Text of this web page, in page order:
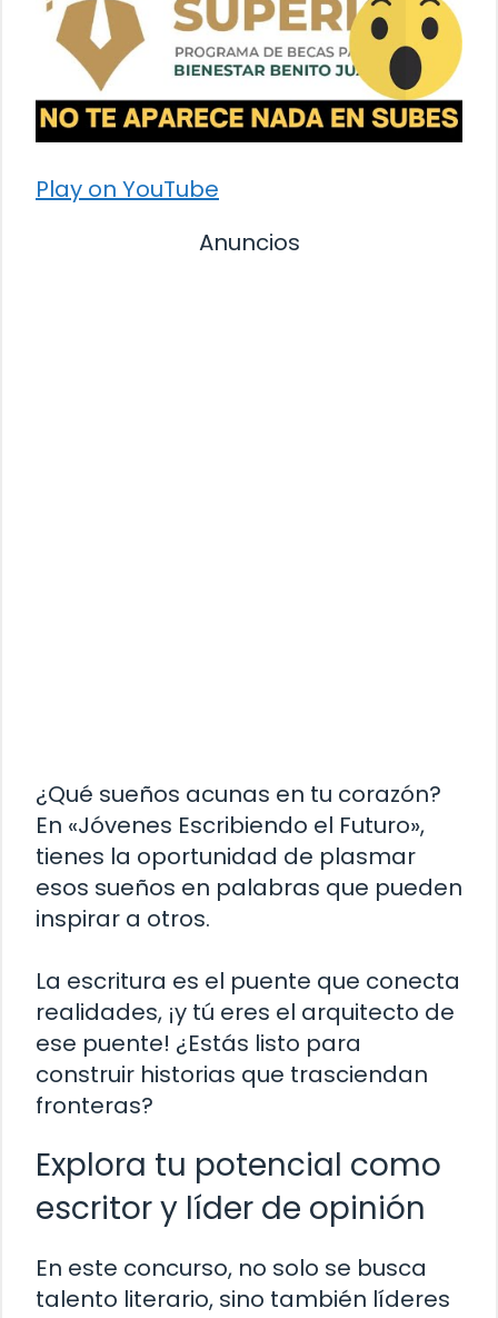
Play on YouTube
Anuncios
¿Qué sueños acunas en tu corazón?
En «Jóvenes Escribiendo el Futuro»,
tienes la oportunidad de plasmar
esos sueños en palabras que pueden
inspirar a otros.
La escritura es el puente que conecta
realidades, ¡y tú eres el arquitecto de
ese puente! ¿Estás listo para
construir historias que trasciendan
fronteras?
Explora tu potencial como
escritor y líder de opinión
En este concurso, no solo se busca
talento literario, sino también líderes